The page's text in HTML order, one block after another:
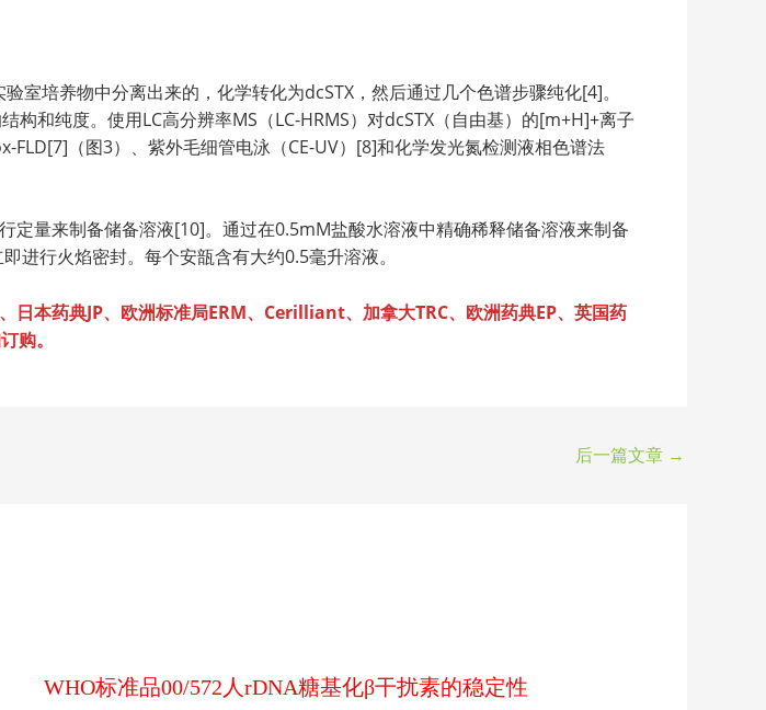
培养物中分离出来的，化学转化为dcSTX，然后通过几个色谱步骤纯化[4]。
和纯度。使用LC高分辨率MS（LC-HRMS）对dcSTX（自由基）的[m+H]+离子
（图3）、紫外毛细管电泳（CE-UV）[8]和化学发光氮检测液相色谱法
量来制备储备溶液[10]。通过在0.5mM盐酸水溶液中精确稀释储备溶液来制备
进行火焰密封。每个安瓿含有大约0.5毫升溶液。
本药典JP、欧洲标准局ERM、Cerilliant、加拿大TRC、欧洲药典EP、英国药
购。
后一篇文章 →
WHO标准品00/572人rDNA糖基化β干扰素的稳定性